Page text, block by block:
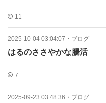
11
2025-10-04 03:04:07 ・ ブログ
はるのささやかな腸活
7
2025-09-23 03:48:36 ・ ブログ